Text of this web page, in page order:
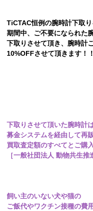
TiCTAC恒例の腕時計下取
期間中、ご不要になられた
下取りさせて頂き、腕時計
10%OFFさせて頂きます！
下取りさせて頂いた腕時計は
募金システムを経由して再
買取査定額のすべてとご購
［一般社団法人 動物共生推
飼い主のいない犬や猫の
ご飯代やワクチン接種の費用